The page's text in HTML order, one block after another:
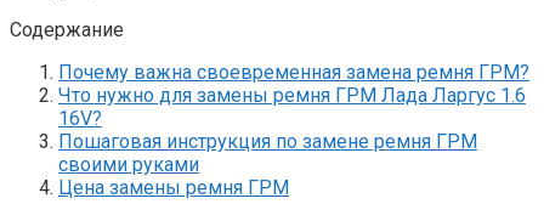
Содержание
Почему важна своевременная замена ремня ГРМ?
Что нужно для замены ремня ГРМ Лада Ларгус 1.6
16V?
Пошаговая инструкция по замене ремня ГРМ
своими руками
Цена замены ремня ГРМ